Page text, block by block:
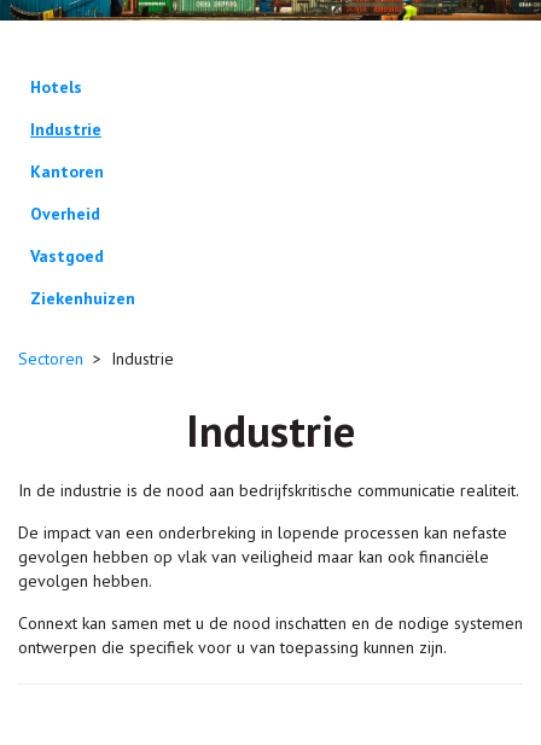
Hotels
Industrie
Kantoren
Overheid
Vastgoed
Ziekenhuizen
Sectoren > Industrie
Industrie
In de industrie is de nood aan bedrijfskritische communicatie realiteit.
De impact van een onderbreking in lopende processen kan nefaste
gevolgen hebben op vlak van veiligheid maar kan ook financiële
gevolgen hebben.
Connext kan samen met u de nood inschatten en de nodige systemen
ontwerpen die specifiek voor u van toepassing kunnen zijn.